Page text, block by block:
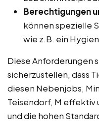
Berechtigungen
können spezielle
wie z.B. ein
Diese Anforderungen
sicherzustellen, dass
diesen Nebenjobs,
Teisendorf, M effektiv
und die hohen